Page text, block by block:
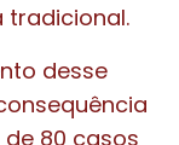
tradicional.
desse
80 casos